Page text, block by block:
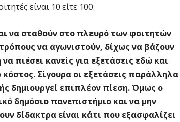
είναι 10 είτε 100.
να σταθούν στο πλευρό των φοιτητών
να αγωνιστούν, δίχως να βάζουν
πιέσει κανείς για εξετάσεις εδώ και
Σίγουρα οι εξετάσεις παράλληλα
δημιουργεί επιπλέον πίεση. Όμως ο
δημόσιο πανεπιστήμιο και να μην
δίδακτρα είναι κάτι που εξασφαλίζει